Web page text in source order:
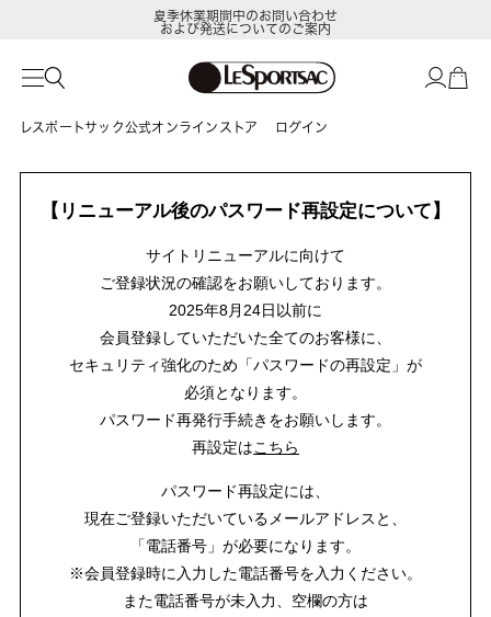
夏季休業期間中のお問い合わせ
および発送についてのご案内
レスポートサック公式オンラインストア ログイン
【リニューアル後のパスワード再設定について】
サイトリニューアルに向けて
ご登録状況の確認をお願いしております。
2025年8月24日以前に
会員登録していただいた全てのお客様に、
セキュリティ強化のため「パスワードの再設定」が
必須となります。
パスワード再発行手続きをお願いします。
再設定はこちら
パスワード再設定には、
現在ご登録いただいているメールアドレスと、
「電話番号」が必要になります。
※会員登録時に入力した電話番号を入力ください。
また電話番号が未入力、空欄の方は